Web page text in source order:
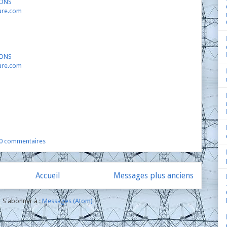
commentaires
Messages plus anciens
Accueil
S'abonner à : Messages (Atom)